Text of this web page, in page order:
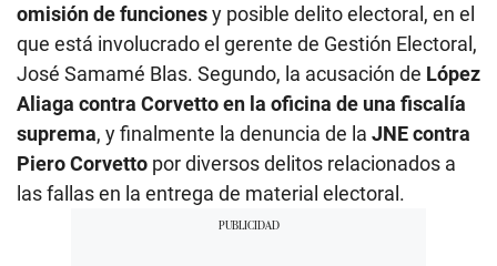
omisión de funcionesy posible delito electoral, en el
que está involucrado el gerente de Gestión Electoral,
José Samamé Blas. Segundo, la acusación de López
Aliaga contra Corvetto en la oficina de una fiscalía
suprema, y finalmente la denuncia de la JNE contra
Piero Corvetto por diversos delitos relacionados a
las fallas en la entrega de material electoral.